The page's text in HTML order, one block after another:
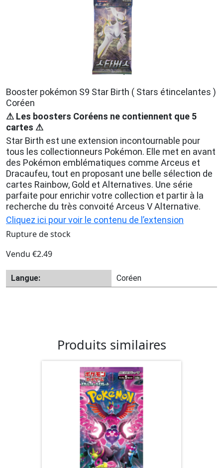
Booster pokémon S9 Star Birth ( Stars étincelantes )
Coréen
⚠ Les boosters Coréens ne contiennent que 5
cartes ⚠
Star Birth est une extension incontournable pour
tous les collectionneurs Pokémon. Elle met en avant
des Pokémon emblématiques comme Arceus et
Dracaufeu, tout en proposant une belle sélection de
cartes Rainbow, Gold et Alternatives. Une série
parfaite pour enrichir votre collection et partir à la
recherche du très convoité Arceus V Alternative.
Cliquez ici pour voir le contenu de l’extension
Rupture de stock
Vendu €2.49
Langue: Coréen
Produits similaires